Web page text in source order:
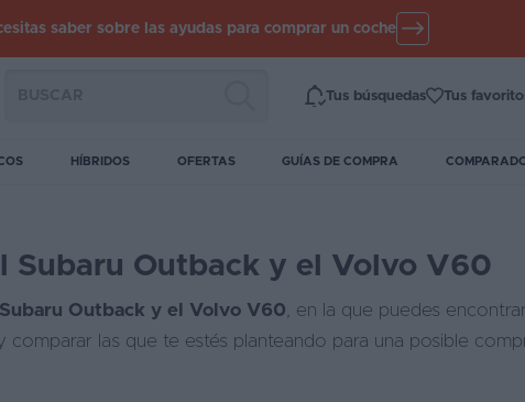
saber sobre las ayudas para comprar un coche
Tus búsquedas Tus
HÍBRIDOS OFERTAS GUÍAS DE COMPRA
Subaru Outback y el Volvo V60
Outback y el Volvo V60 , en la que puedes
las que te estés planteando para una posible